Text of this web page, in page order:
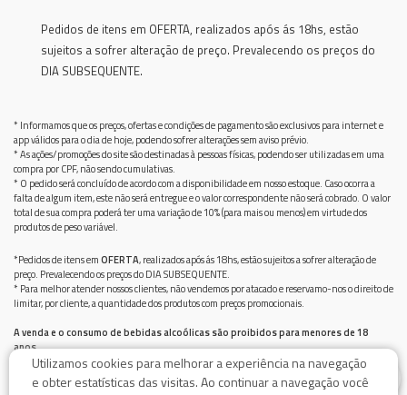
Pedidos de itens em OFERTA, realizados após ás 18hs, estão
sujeitos a sofrer alteração de preço. Prevalecendo os preços do
DIA SUBSEQUENTE.
* Informamos que os preços, ofertas e condições de pagamento são exclusivos para internet e
app válidos para o dia de hoje, podendo sofrer alterações sem aviso prévio.
* As ações/promoções do site são destinadas à pessoas físicas, podendo ser utilizadas em uma
compra por CPF, não sendo cumulativas.
* O pedido será concluído de acordo com a disponibilidade em nosso estoque. Caso ocorra a
falta de algum item, este não será entregue e o valor correspondente não será cobrado. O valor
total de sua compra poderá ter uma variação de 10% (para mais ou menos) em virtude dos
produtos de peso variável.
*Pedidos de itens emOFERTA, realizados após ás 18hs, estão sujeitos a sofrer alteração de
preço. Prevalecendo os preços do DIA SUBSEQUENTE.
* Para melhor atender nossos clientes, não vendemos por atacado e reservamo-nos o direito de
limitar, por cliente, a quantidade dos produtos com preços promocionais.
A venda e o consumo de bebidas alcoólicas são proibidos para menores de 18
anos.
Bebida alcoólica pode causar dependência química e, em excesso, provoca graves males à saúde.
Beba com moderação
Utilizamos cookies para melhorar a experiência na navegação
e obter estatísticas das visitas. Ao continuar a navegação você